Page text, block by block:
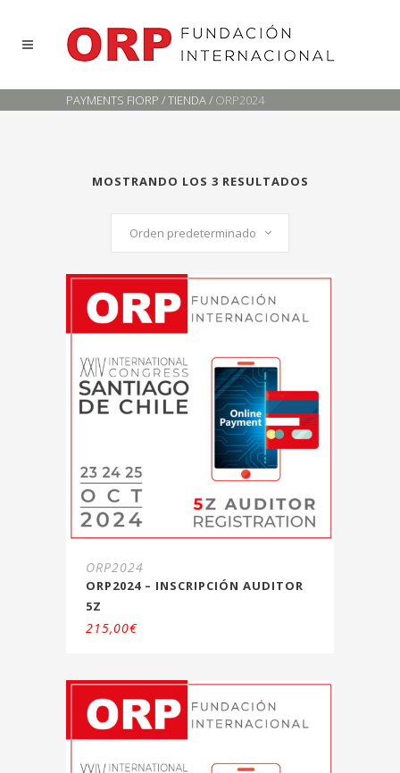
PAYMENTS FIORP /TIENDA/ ORP2024
MOSTRANDO LOS 3 RESULTADOS
Orden predeterminado
ORP2024
ORP2024 – INSCRIPCIÓN AUDITOR
5Z
215,00€